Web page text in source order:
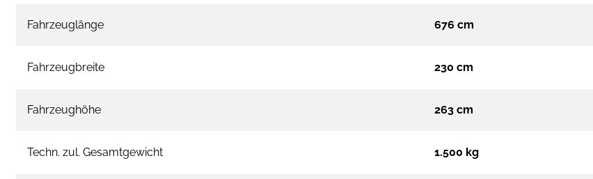
Fahrzeuglänge 676 cm
Fahrzeugbreite 230 cm
Fahrzeughöhe 263 cm
Techn. zul. Gesamtgewicht 1.500 kg